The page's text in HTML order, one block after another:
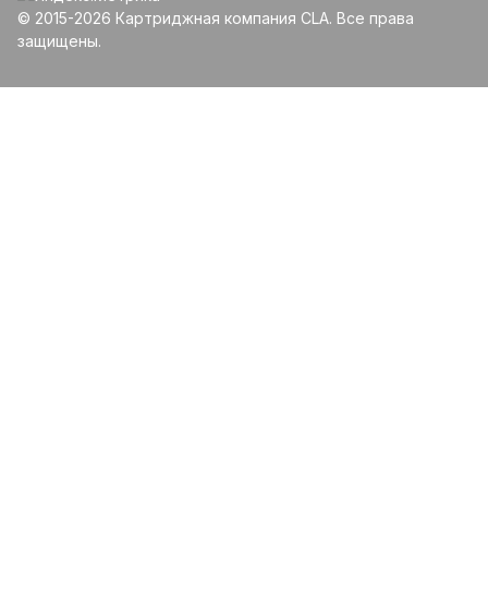
© 2015-2026 Картриджная компания CLA. Все права
защищены.